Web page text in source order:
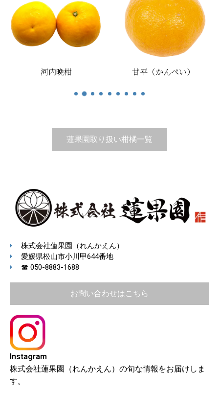
甘平（かんぺい）
蓮果園取り扱い柑橘一覧
株式会社蓮果園（れんかえん）
愛媛県松山市小川甲644番地
☎ 050-8883-1688
お問い合わせはこちら
Instagram
株式会社蓮果園（れんかえん）の旬な情報をお届けしま
す。